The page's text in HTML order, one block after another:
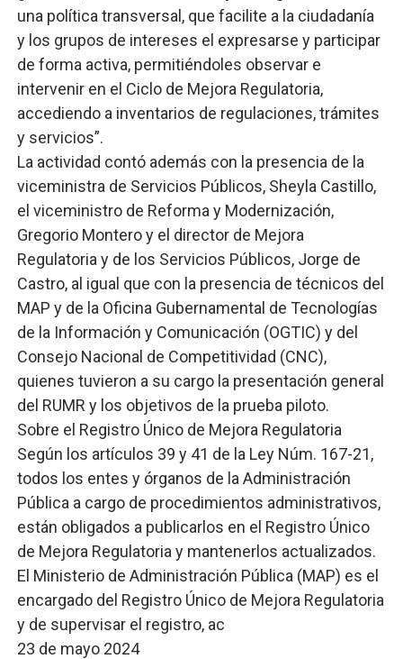
una política transversal, que facilite a la ciudadanía
y los grupos de intereses el expresarse y participar
de forma activa, permitiéndoles observar e
intervenir en el Ciclo de Mejora Regulatoria,
accediendo a inventarios de regulaciones, trámites
y servicios”.
La actividad contó además con la presencia de la
viceministra de Servicios Públicos, Sheyla Castillo,
el viceministro de Reforma y Modernización,
Gregorio Montero y el director de Mejora
Regulatoria y de los Servicios Públicos, Jorge de
Castro, al igual que con la presencia de técnicos del
MAP y de la Oficina Gubernamental de Tecnologías
de la Información y Comunicación (OGTIC) y del
Consejo Nacional de Competitividad (CNC),
quienes tuvieron a su cargo la presentación general
del RUMR y los objetivos de la prueba piloto.
Sobre el Registro Único de Mejora Regulatoria
Según los artículos 39 y 41 de la Ley Núm. 167-21,
todos los entes y órganos de la Administración
Pública a cargo de procedimientos administrativos,
están obligados a publicarlos en el Registro Único
de Mejora Regulatoria y mantenerlos actualizados.
El Ministerio de Administración Pública (MAP) es el
encargado del Registro Único de Mejora Regulatoria
y de supervisar el registro, ac
23 de mayo 2024